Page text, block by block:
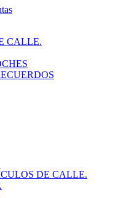
CALLE.
DE CALLE.